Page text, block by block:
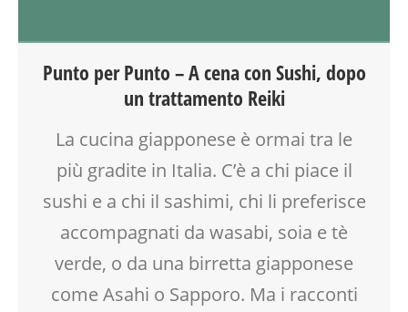
GENITORE
NATUROPATIA
NEO-MAMME
RIEQUILIBRIO ENERGETICO
SALUTE
Punto per Punto – A cena con Sushi, dopo
un trattamento Reiki
La cucina giapponese è ormai tra le
più gradite in Italia. C’è a chi piace il
sushi e a chi il sashimi, chi li preferisce
accompagnati da wasabi, soia e tè
verde, o da una birretta giapponese
come Asahi o Sapporo. Ma i racconti